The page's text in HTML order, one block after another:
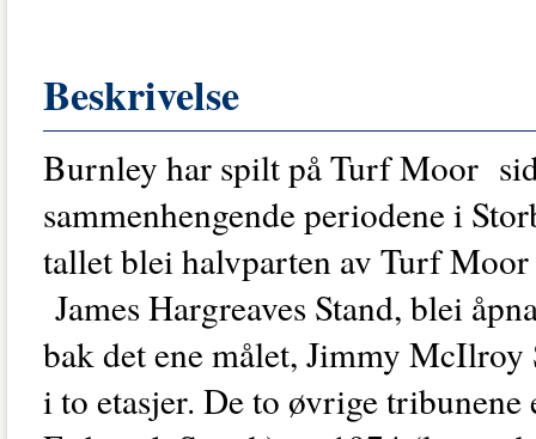
Beskrivelse
Burnley har spilt på Turf Moor
sammenhengende periodene i
tallet blei halvparten av Turf
James Hargreaves Stand, blei
bak det ene målet, Jimmy McIlroy
i to etasjer. De to øvrige